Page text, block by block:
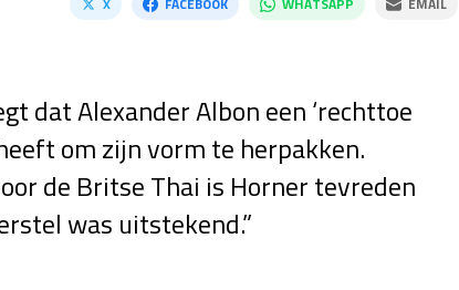
dat Alexander Albon een ‘rechttoe
om zijn vorm te herpakken.
de Britse Thai is Horner tevreden
was uitstekend.”